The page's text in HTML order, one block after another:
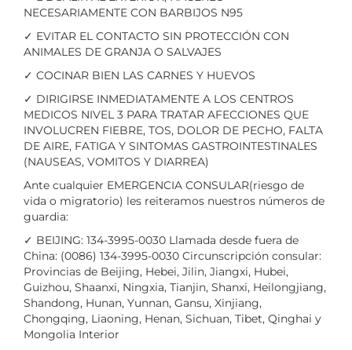
NECESARIAMENTE CON BARBIJOS N95
✓ EVITAR EL CONTACTO SIN PROTECCIÓN CON
ANIMALES DE GRANJA O SALVAJES
✓ COCINAR BIEN LAS CARNES Y HUEVOS
✓ DIRIGIRSE INMEDIATAMENTE A LOS CENTROS
MEDICOS NIVEL 3 PARA TRATAR AFECCIONES QUE
INVOLUCREN FIEBRE, TOS, DOLOR DE PECHO, FALTA
DE AIRE, FATIGA Y SINTOMAS GASTROINTESTINALES
(NAUSEAS, VOMITOS Y DIARREA)
Ante cualquier EMERGENCIA CONSULAR(riesgo de
vida o migratorio) les reiteramos nuestros números de
guardia:
✓ BEIJING: 134-3995-0030 Llamada desde fuera de
China: (0086) 134-3995-0030 Circunscripción consular:
Provincias de Beijing, Hebei, Jilin, Jiangxi, Hubei,
Guizhou, Shaanxi, Ningxia, Tianjin, Shanxi, Heilongjiang,
Shandong, Hunan, Yunnan, Gansu, Xinjiang,
Chongqing, Liaoning, Henan, Sichuan, Tibet, Qinghai y
Mongolia Interior